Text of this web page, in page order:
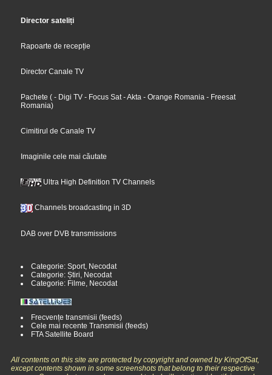
Director sateliți
Rapoarte de recepție
Director Canale TV
Pachete (- Digi TV - Focus Sat- Akta - Orange Romania - Freesat
Romania)
Cimitirul de Canale TV
Imaginile cele mai căutate
Ultra High Definition TV Channels
Channels broadcasting in 3D
DAB over DVB transmissions
Categorie: Sport, Necodat
Categorie: Știri, Necodat
Categorie: Filme, Necodat
Frecvențe transmisii (feeds)
Cele mai recente Transmisii (feeds)
FTA Satellite Board
All contents on this site are protected by copyright and owned by KingOfSat,
except contents shown in some screenshots that belong to their respective